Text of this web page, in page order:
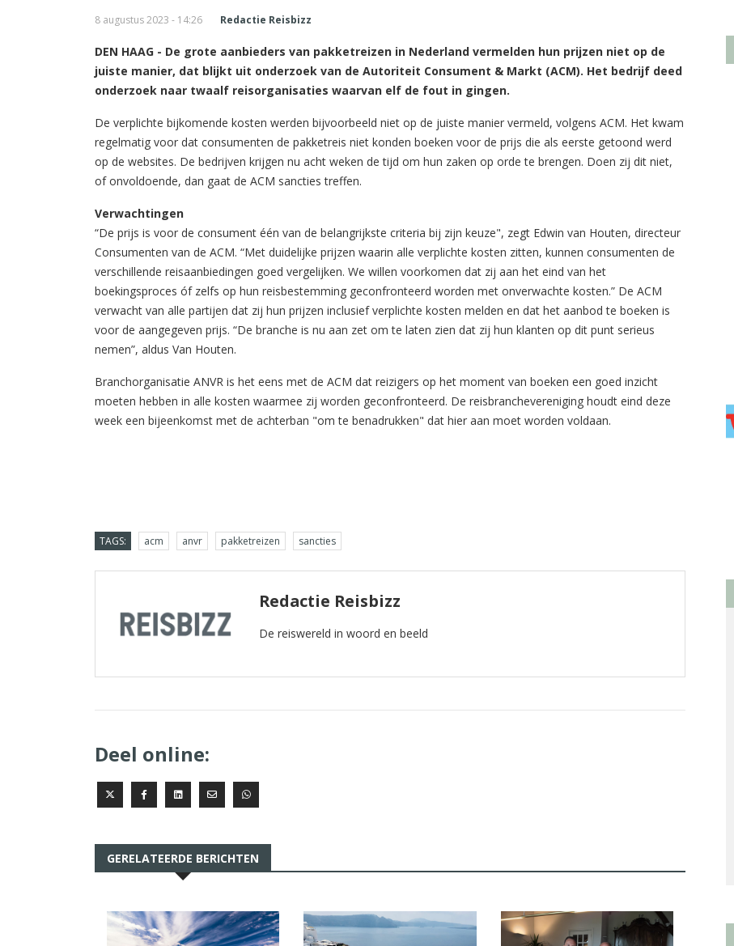
8 augustus 2023 - 14:26 Redactie Reisbizz
DEN HAAG - De grote aanbieders van pakketreizen in Nederland vermelden hun prijzen niet op de
juiste manier, dat blijkt uit onderzoek van de Autoriteit Consument & Markt (ACM). Het bedrijf deed
onderzoek naar twaalf reisorganisaties waarvan elf de fout in gingen.
De verplichte bijkomende kosten werden bijvoorbeeld niet op de juiste manier vermeld, volgens ACM. Het kwam
regelmatig voor dat consumenten de pakketreis niet konden boeken voor de prijs die als eerste getoond werd
op de websites. De bedrijven krijgen nu acht weken de tijd om hun zaken op orde te brengen. Doen zij dit niet,
of onvoldoende, dan gaat de ACM sancties treffen.
Verwachtingen
“De prijs is voor de consument één van de belangrijkste criteria bij zijn keuze", zegt Edwin van Houten, directeur
Consumenten van de ACM. “Met duidelijke prijzen waarin alle verplichte kosten zitten, kunnen consumenten de
verschillende reisaanbiedingen goed vergelijken. We willen voorkomen dat zij aan het eind van het
boekingsproces óf zelfs op hun reisbestemming geconfronteerd worden met onverwachte kosten.” De ACM
verwacht van alle partijen dat zij hun prijzen inclusief verplichte kosten melden en dat het aanbod te boeken is
voor de aangegeven prijs. “De branche is nu aan zet om te laten zien dat zij hun klanten op dit punt serieus
nemen”, aldus Van Houten.
Branchorganisatie ANVR is het eens met de ACM dat reizigers op het moment van boeken een goed inzicht
moeten hebben in alle kosten waarmee zij worden geconfronteerd. De reisbranchevereniging houdt eind deze
week een bijeenkomst met de achterban "om te benadrukken" dat hier aan moet worden voldaan.
TAGS: acm anvr pakketreizen sancties
Redactie Reisbizz
De reiswereld in woord en beeld
Deel online:
GERELATEERDE BERICHTEN